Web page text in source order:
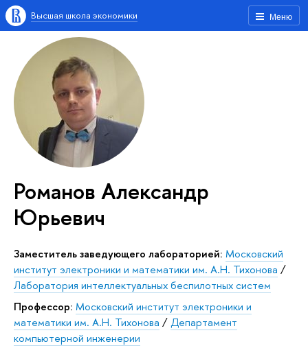
Меню
Высшая школа экономики
Романов Александр
Юрьевич
Заместитель заведующего лабораторией: Московский
институт электроники и математики им. А.Н. Тихонова /
Лаборатория интеллектуальных беспилотных систем
Профессор: Московский институт электроники и
математики им. А.Н. Тихонова /Департамент
компьютерной инженерии